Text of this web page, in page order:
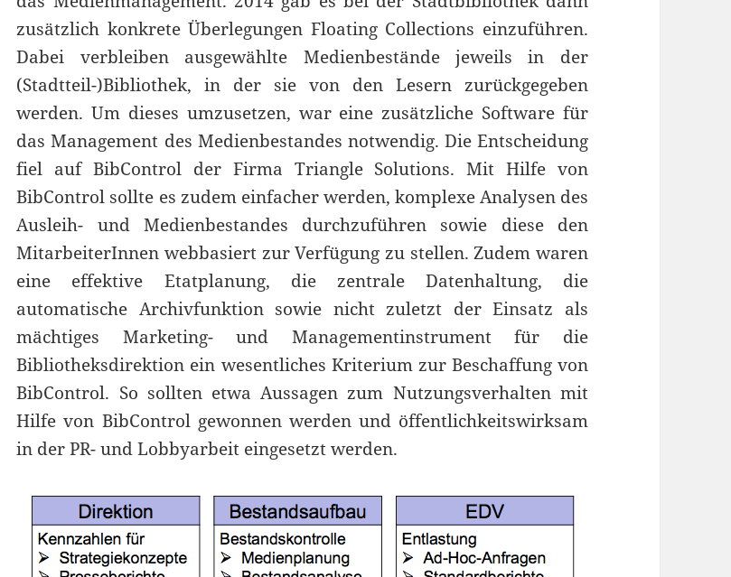
zusätzlich konkrete Überlegungen Floating Collections einzuführen.
Dabei verbleiben ausgewählte Medienbestände jeweils in der
(Stadtteil-)Bibliothek, in der sie von den Lesern zurückgegeben
werden. Um dieses umzusetzen, war eine zusätzliche Software für
das Management des Medienbestandes notwendig. Die Entscheidung
fiel auf BibControl der Firma Triangle Solutions. Mit Hilfe von
BibControl sollte es zudem einfacher werden, komplexe Analysen des
Ausleih- und Medienbestandes durchzuführen sowie diese den
MitarbeiterInnen webbasiert zur Verfügung zu stellen. Zudem waren
eine effektive Etatplanung, die zentrale Datenhaltung, die
automatische Archivfunktion sowie nicht zuletzt der Einsatz als
mächtiges Marketing- und Managementinstrument für die
Bibliotheksdirektion ein wesentliches Kriterium zur Beschaffung von
BibControl. So sollten etwa Aussagen zum Nutzungsverhalten mit
Hilfe von BibControl gewonnen werden und öffentlichkeitswirksam
in der PR- und Lobbyarbeit eingesetzt werden.